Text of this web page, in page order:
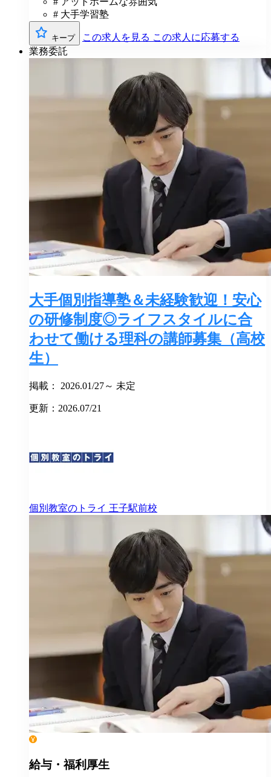
# 大手学習塾
キープ この求人を見る この求人に応募する
業務委託
大手個別指導塾＆未経験歓迎！安心
の研修制度◎ライフスタイルに合
わせて働ける理科の講師募集（高校
生）
掲載： 2026.01/27～ 未定
更新：2026.07/21
個別教室のトライ 王子駅前校
給与・福利厚生